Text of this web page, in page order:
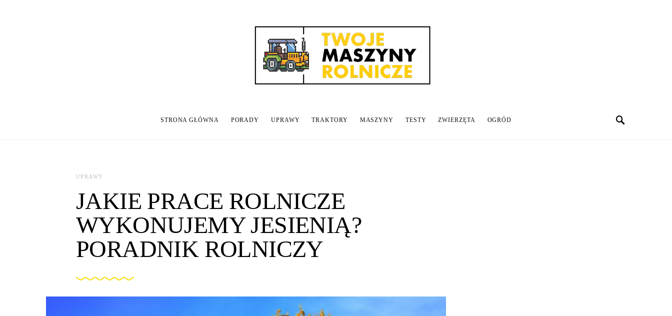
STRONA GŁÓWNA PORADY UPRAWY TRAKTORY MASZYNY TESTY ZWIERZĘTA
OGRÓD
UPRAWY
JAKIE PRACE ROLNICZE
WYKONUJEMY JESIENIĄ?
PORADNIK ROLNICZY